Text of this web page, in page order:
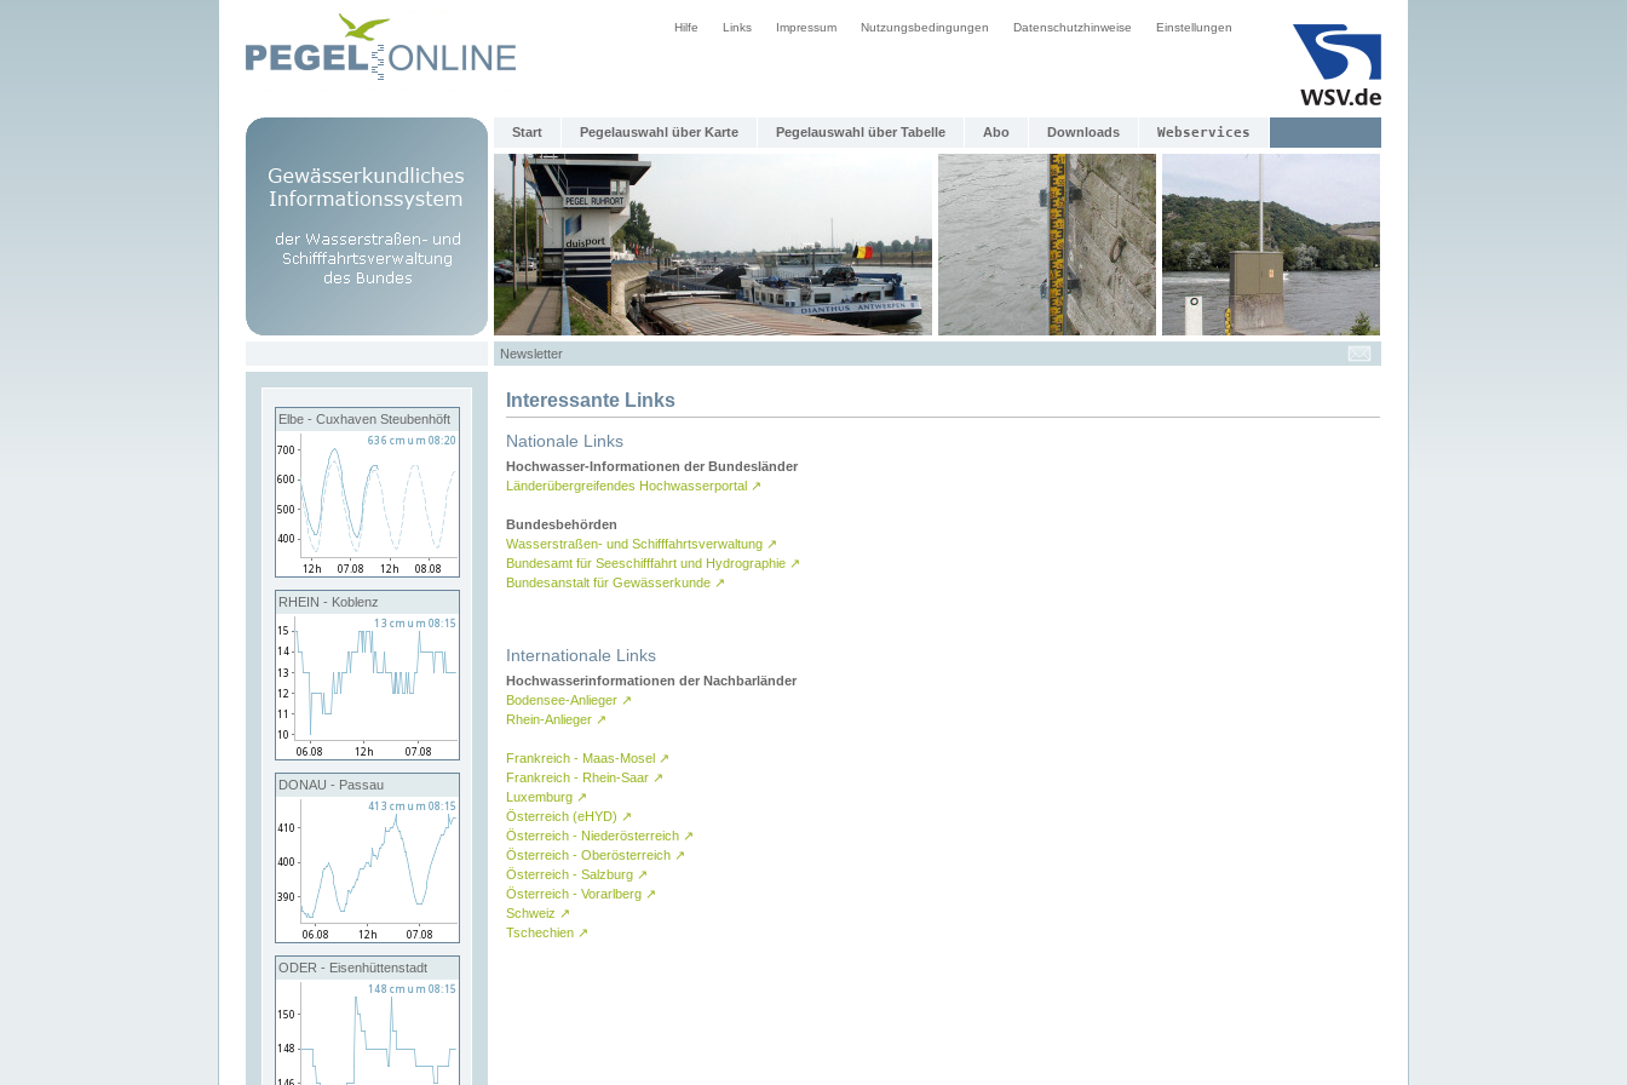
Hilfe Links Impressum Nutzungsbedingungen Datenschutzhinweise Einstellungen
Start Pegelauswahl über Karte Pegelauswahl über Tabelle Abo Downloads Webservices
Newsletter
Elbe - Cuxhaven Steubenhöft
RHEIN - Koblenz
DONAU - Passau
ODER - Eisenhüttenstadt
Interessante Links
Nationale Links
Hochwasser-Informationen der Bundesländer
Länderübergreifendes Hochwasserportal ↗
Bundesbehörden
Wasserstraßen- und Schifffahrtsverwaltung ↗
Bundesamt für Seeschifffahrt und Hydrographie ↗
Bundesanstalt für Gewässerkunde ↗
Internationale Links
Hochwasserinformationen der Nachbarländer
Bodensee-Anlieger ↗
Rhein-Anlieger ↗
Frankreich - Maas-Mosel ↗
Frankreich - Rhein-Saar ↗
Luxemburg ↗
Österreich (eHYD) ↗
Österreich - Niederösterreich ↗
Österreich - Oberösterreich ↗
Österreich - Salzburg ↗
Österreich - Vorarlberg ↗
Schweiz ↗
Tschechien ↗